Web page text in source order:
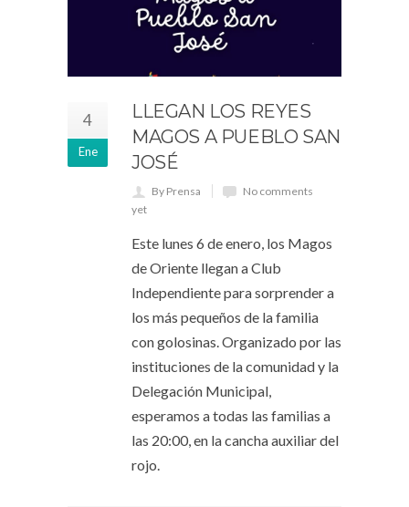
4
Ene
LLEGAN LOS REYES
MAGOS A PUEBLO SAN
JOSÉ
By Prensa
No comments
yet
Este lunes 6 de enero, los Magos
de Oriente llegan a Club
Independiente para sorprender a
los más pequeños de la familia
con golosinas. Organizado por las
instituciones de la comunidad y la
Delegación Municipal,
esperamos a todas las familias a
las 20:00, en la cancha auxiliar del
rojo.